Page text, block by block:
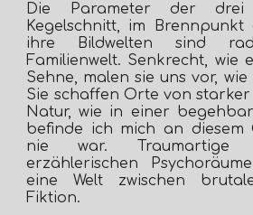
Die Parameter der
Kegelschnitt, im Brennpunkt
ihre Bildwelten sind
Familienwelt. Senkrecht, wie
Sehne, malen sie uns vor, wie
Sie schaffen Orte von
Natur, wie in einer
befinde ich mich an
nie war. Traumartige
erzählerischen
eine Welt zwischen
Fiktion.